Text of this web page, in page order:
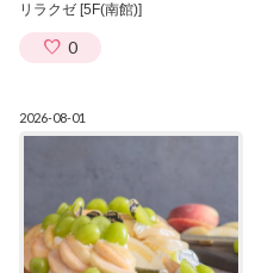
リラクゼ [5F(南館)]
0
2026-08-01